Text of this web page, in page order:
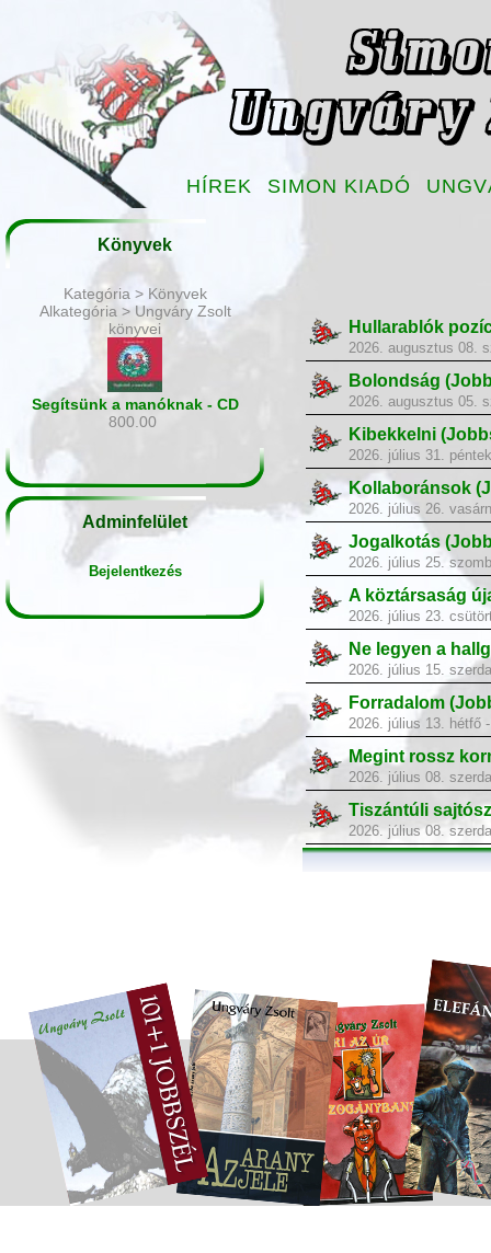
HÍREK SIMON KIADÓ
Könyvek
Kategória > Könyvek
Alkategória > Ungváry Zsolt
könyvei
Segítsünk a manóknak - CD
800.00
Adminfelület
Bejelentkezés
Hullarablók
2026. augusztus 08.
Bolondság
2026. augusztus 05.
Kibekkelni
2026. július 31.
Kollaboránsok
2026. július 26.
Jogalkotás
2026. július 25.
A köztársaság
2026. július 23.
Ne legyen a
2026. július 15.
Forradalom
2026. július 13. hétfő
Megint rossz
2026. július 08.
Tiszántúli
2026. július 08.